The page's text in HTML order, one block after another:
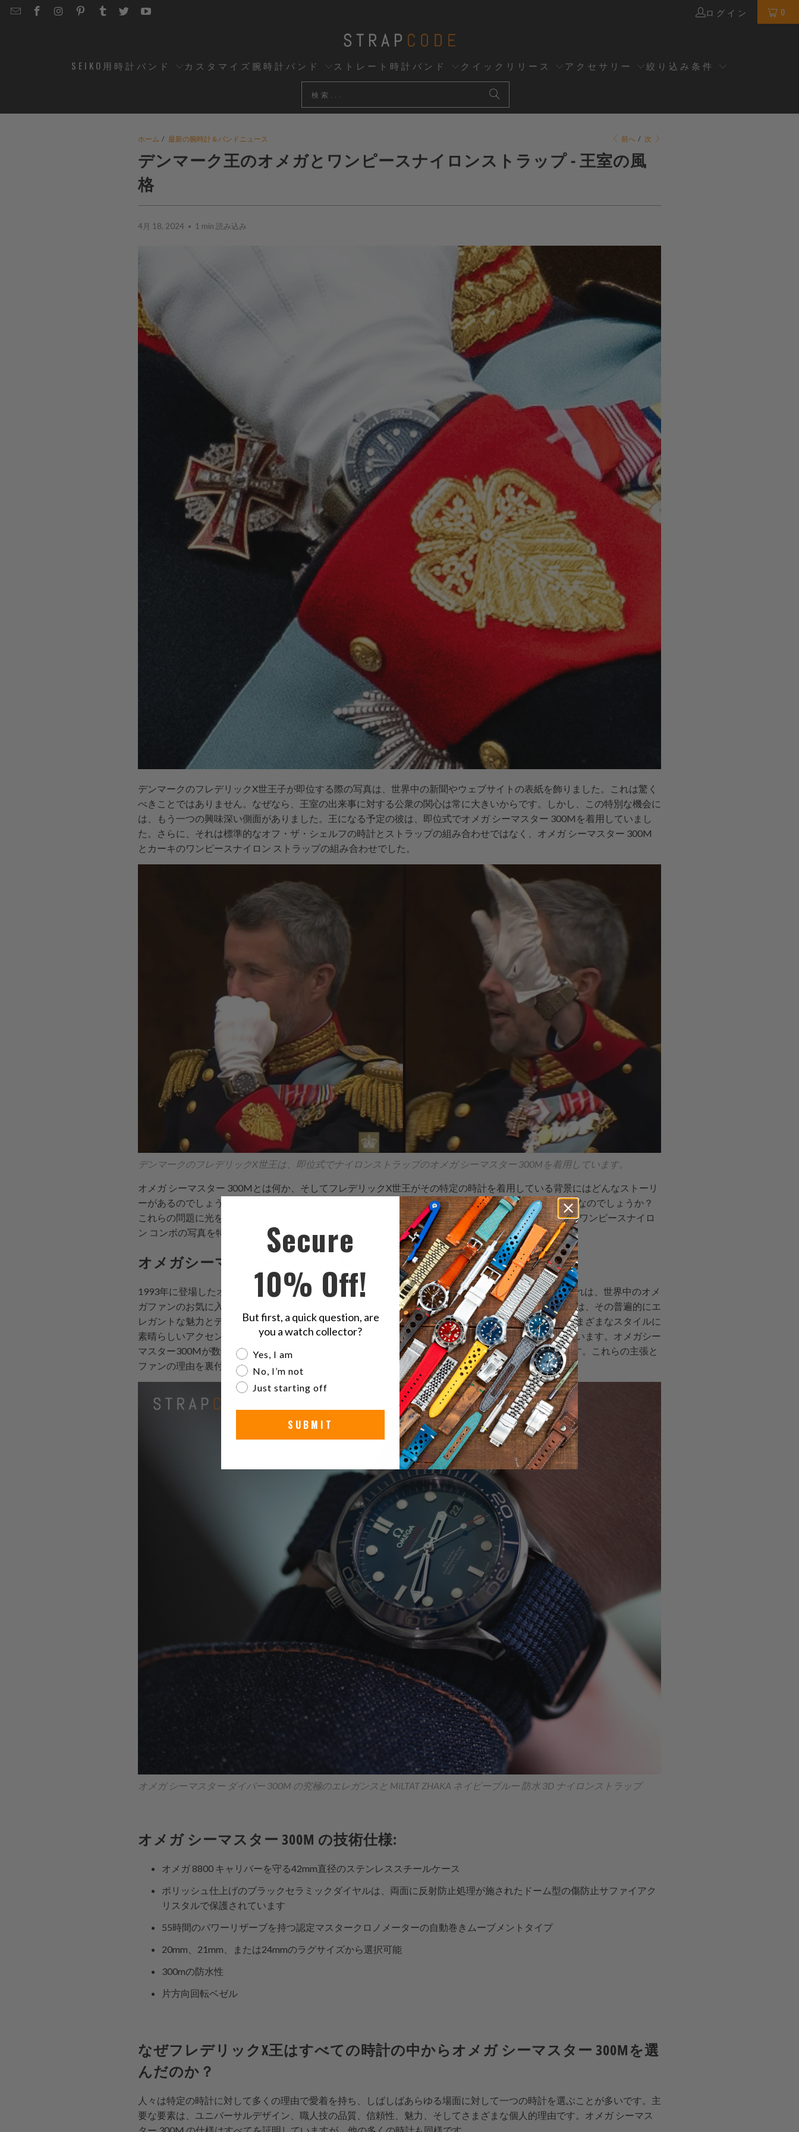
EMAILSTRAPCODE
STRAPCODE
STRAPCODE
STRAPCODE
STRAPCODE
STRAPCODE
ログイン 0
SEIKO用時計バンド カスタマイズ腕時計バンド ストレート時計バンド クイックリリース アクセサリー 絞り込み条件
ホーム / 最新の腕時計＆バンドニュース 前へ / 次
デンマーク王のオメガとワンピースナイロンストラップ - 王室の風
格
4月 18, 2024 1 min 読み込み
デンマークのフレデリックX世王子が即位する際の写真は、世界中の新聞やウェブサイトの表紙を飾りました。これは驚く
べきことではありません。なぜなら、王室の出来事に対する公衆の関心は常に大きいからです。しかし、この特別な機会に
は、もう一つの興味深い側面がありました。王になる予定の彼は、即位式でオメガ シーマスター 300Mを着用していまし
た。さらに、それは標準的なオフ・ザ・シェルフの時計とストラップの組み合わせではなく、オメガ シーマスター 300M
とカーキのワンピースナイロン ストラップの組み合わせでした。
デンマークのフレデリックX世王は、即位式でナイロンストラップのオメガ シーマスター 300Mを着用しています。
オメガ シーマスター 300Mとは何か、そしてフレデリックX世王がその特定の時計を着用している背景にはどんなストーリ
ーがあるのでしょうか？オメガの時計と
ストラップの組み合わせはどのようなものなのでしょうか？
これらの問題に光を当ててみましょう。私たちはすべての詳細について議論し、最も記憶に残るオメガ-ワンピースナイロ
ン コンボの写真を特集します。
オメガシーマスター300Mの仕様とその他
1993年に登場したオメガシーマスター300Mは、これまでにいくつかのバージョンを経てきました。これは、世界中のオメ
ガファンのお気に入りの一つであり続けています。その理由はいくつかありますが、最大の理由の一つは、その普遍的にエ
レガントな魅力とデザインです。これにより、カジュアルからエレガント、さらには冠婚葬祭まで、さまざまなスタイルに
素晴らしいアクセントを加えることができました。後者は、この魅力的な時計への興味を確実に高めています。オメガシー
マスター300Mが数十年にわたって人気を維持している他の重要な理由は、そのビルド品質と信頼性です。これらの主張と
ファンの理由を裏付ける仕様は以下の通りです。
オメガ シーマスター ダイバー 300M の究極のエレガンスと MiLTAT ZHAKA ネイビーブルー 防水 3D ナイロンストラップ
オメガ シーマスター 300M の技術仕様:
オメガ 8800 キャリバーを守る42mm直径のステンレススチールケース
ポリッシュ仕上げのブラックセラミックダイヤルは、両面に反射防止処理が施されたドーム型の傷防止サファイアク
リスタルで保護されています
55時間のパワーリザーブを持つ認定マスタークロノメーターの自動巻きムーブメントタイプ
20mm、21mm、または24mmのラグサイズから選択可能
300mの防水性
片方向回転ベゼル
なぜフレデリックX王はすべての時計の中からオメガ シーマスター 300Mを選
んだのか？
人々は特定の時計に対して多くの理由で愛着を持ち、しばしばあらゆる場面に対して一つの時計を選ぶことが多いです。主
要な要素は、ユニバーサルデザイン、職人技の品質、信頼性、魅力、そしてさまざまな個人的理由です。オメガ シーマス
Secure
10% Off!
But first, a quick question, are
you a watch collector?
Are you a watch collector?
Yes, I am
No, I’m not
Just starting off
SUBMIT